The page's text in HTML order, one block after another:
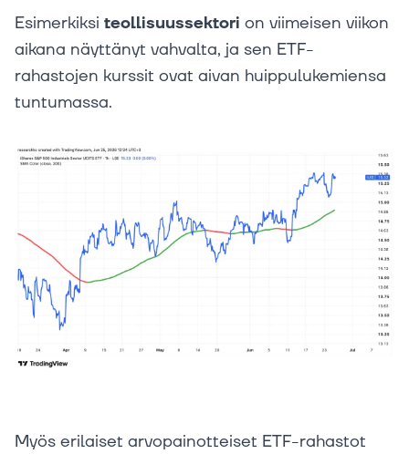
Esimerkiksi teollisuussektori on viimeisen viikon
aikana näyttänyt vahvalta, ja sen ETF-
rahastojen kurssit ovat aivan huippulukemiensa
tuntumassa.
Myös erilaiset arvopainotteiset ETF-rahastot